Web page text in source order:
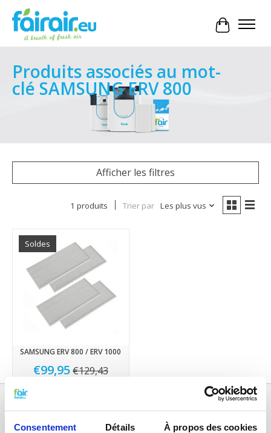
Consentement Détails À propos des cookies
Panier
Produits associés au mot-
clé SAMSUNG ERV 800
Afficher les filtres
1 produits Trier par Les plus vus
Soldes
SAMSUNG ERV 800 / ERV 1000
€99,95€129,43